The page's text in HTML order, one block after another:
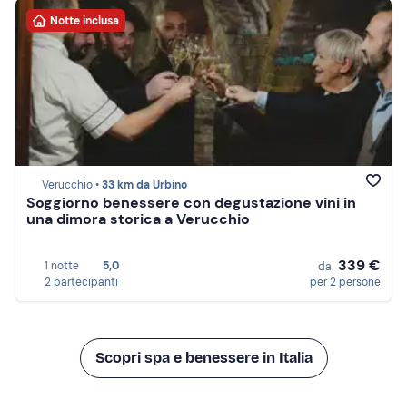
Notte inclusa
Verucchio •33 km da Urbino
Soggiorno benessere con degustazione vini in
una dimora storica a Verucchio
1 notte
5,0
2 partecipanti
da 339 €
per 2 persone
Scopri spa e benessere in Italia